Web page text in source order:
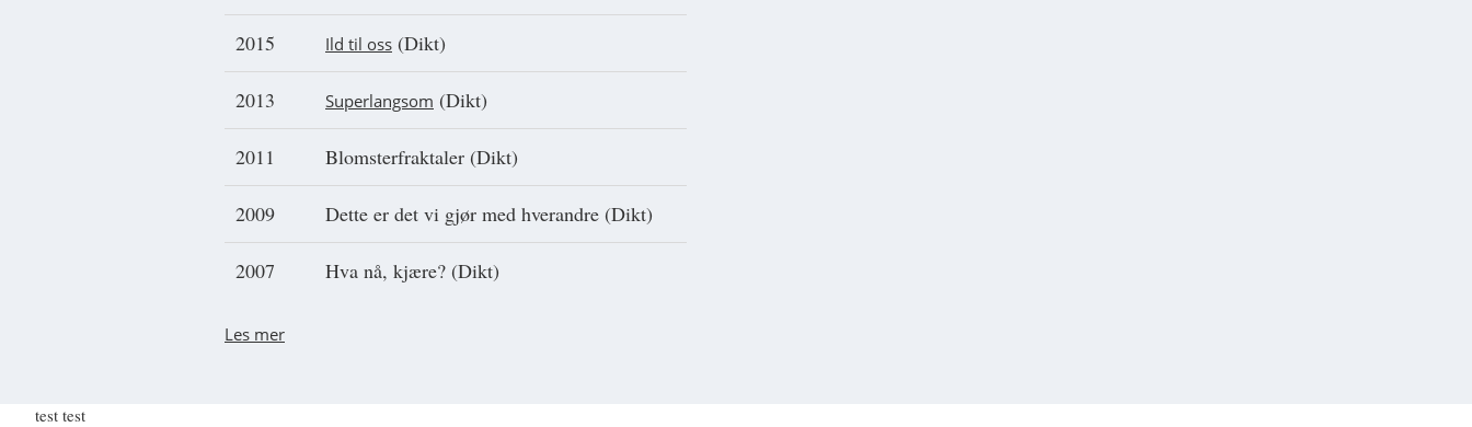
2015 Ild til oss (Dikt)
2013 Superlangsom (Dikt)
2011 Blomsterfraktaler (Dikt)
2009 Dette er det vi gjør med hverandre (Dikt)
2007 Hva nå, kjære? (Dikt)
Les mer
test test